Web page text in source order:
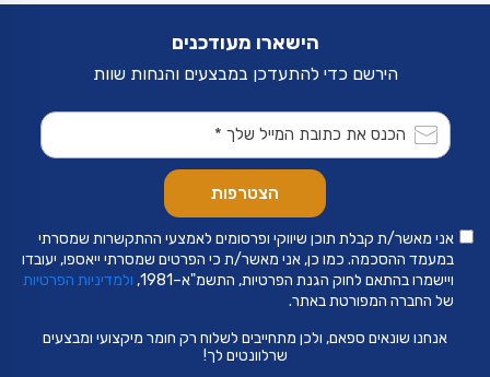
הישארו מעודכנים
הירשם כדי להתעדכן במבצעים והנחות שוות
אני מאשר/ת קבלת תוכן שיווקי ופרסומים לאמצעי ההתקשרות שמסרתי
במעמד ההסכמה. כמו כן, אני מאשר/ת כי הפרטים שמסרתי ייאספו, יעובדו
ויישמרו בהתאם לחוק הגנת הפרטיות, התשמ"א–1981,
ולמדיניות הפרטיות
של החברה המפורטת באתר.
אנחנו שונאים ספאם, ולכן מתחייבים לשלוח רק חומר מיקצועי ומבצעים
שרלוונטים לך!